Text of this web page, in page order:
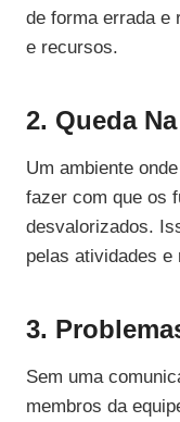
de forma errada e
e recursos.
2. Queda
Um ambiente
fazer com que os
desvalorizados.
pelas atividades e
3.
Sem uma
membros da